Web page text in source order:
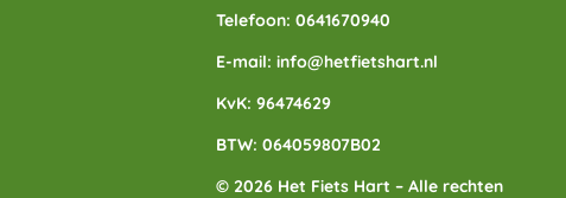
Telefoon: 0641670940
E-mail: info@hetfietshart.nl
KvK: 96474629
BTW: 064059807B02
© 2026 Het Fiets Hart – Alle rechten